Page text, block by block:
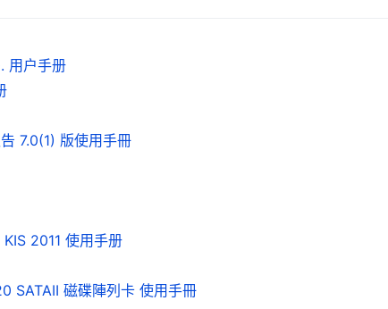
用户手册
7.0(1) 版使用手冊
2011 使用手册
SATAII 磁碟陣列卡 使用手冊